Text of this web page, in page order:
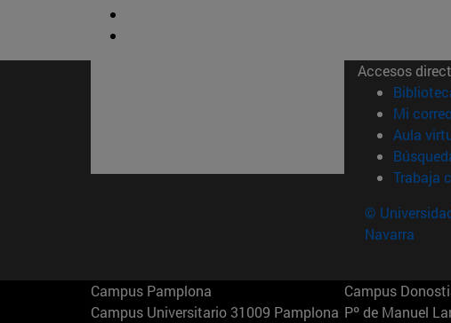
Accesos
Mi
Aula
Trabaja
©
Navarra
Campus Pamplona
Campus Universitario 31009 Pamplona
Campus
Pº de Manuel